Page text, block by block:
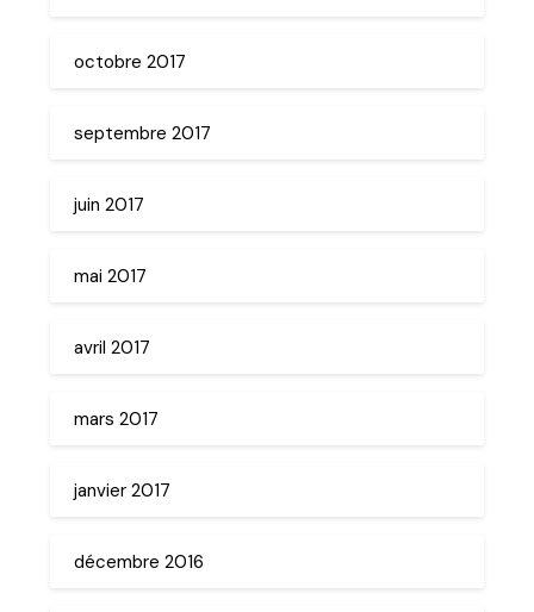
octobre 2017
septembre 2017
juin 2017
mai 2017
avril 2017
mars 2017
janvier 2017
décembre 2016